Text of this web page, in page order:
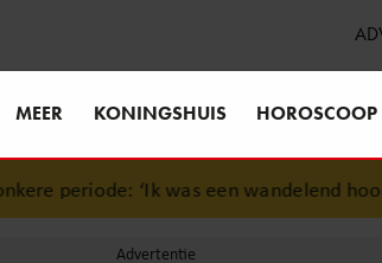
MEER KONINGSHUIS HOROSCOOP
periode: ‘Ik was een wandelend hoofd’